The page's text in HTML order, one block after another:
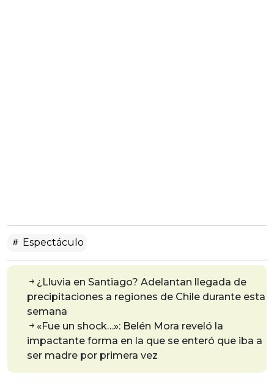
Espectáculo
¿Lluvia en Santiago? Adelantan llegada de
precipitaciones a regiones de Chile durante esta
semana
«Fue un shock…»: Belén Mora reveló la
impactante forma en la que se enteró que iba a
ser madre por primera vez